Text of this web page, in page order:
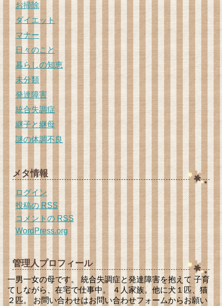
お掃除
ダイエット
マナー
日々のこと
暮らしの知恵
未分類
発達障害
統合失調症
継子と継母
謎の体調不良
メタ情報
ログイン
投稿のRSS
コメントのRSS
WordPress.org
管理人プロフィール
一男一女の母です。 統合失調症と発達障害を抱えて 子育
てしながら、在宅で仕事中。 ４人家族。他に犬１匹、猫
２匹。 お問い合わせはお問い合わせフォームからお願い